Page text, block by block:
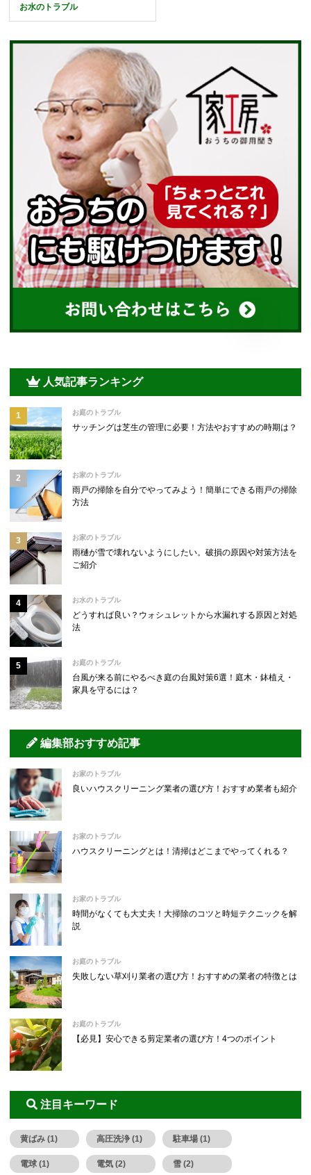
お水のトラブル
人気記事ランキング
お庭のトラブル
サッチングは芝生の管理に必要！方法やおすすめの時期は？
お家のトラブル
雨戸の掃除を自分でやってみよう！簡単にできる雨戸の掃除
方法
お家のトラブル
雨樋が雪で壊れないようにしたい。破損の原因や対策方法を
ご紹介
お水のトラブル
どうすれば良い？ウォシュレットから水漏れする原因と対処
法
お庭のトラブル
台風が来る前にやるべき庭の台風対策6選！庭木・鉢植え・
家具を守るには？
編集部おすすめ記事
お家のトラブル
良いハウスクリーニング業者の選び方！おすすめ業者も紹介
お家のトラブル
ハウスクリーニングとは！清掃はどこまでやってくれる？
お家のトラブル
時間がなくても大丈夫！大掃除のコツと時短テクニックを解
説
お庭のトラブル
失敗しない草刈り業者の選び方！おすすめの業者の特徴とは
お庭のトラブル
【必見】安心できる剪定業者の選び方！4つのポイント
注目キーワード
黄ばみ (1) 高圧洗浄 (1) 駐車場 (1)
電球 (1) 電気 (2) 雪 (2)